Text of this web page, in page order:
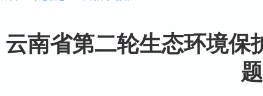
云南省第二轮生态环境保